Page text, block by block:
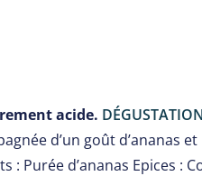
acide.
d’un goût d’ananas
: Purée d’ananas Epices :